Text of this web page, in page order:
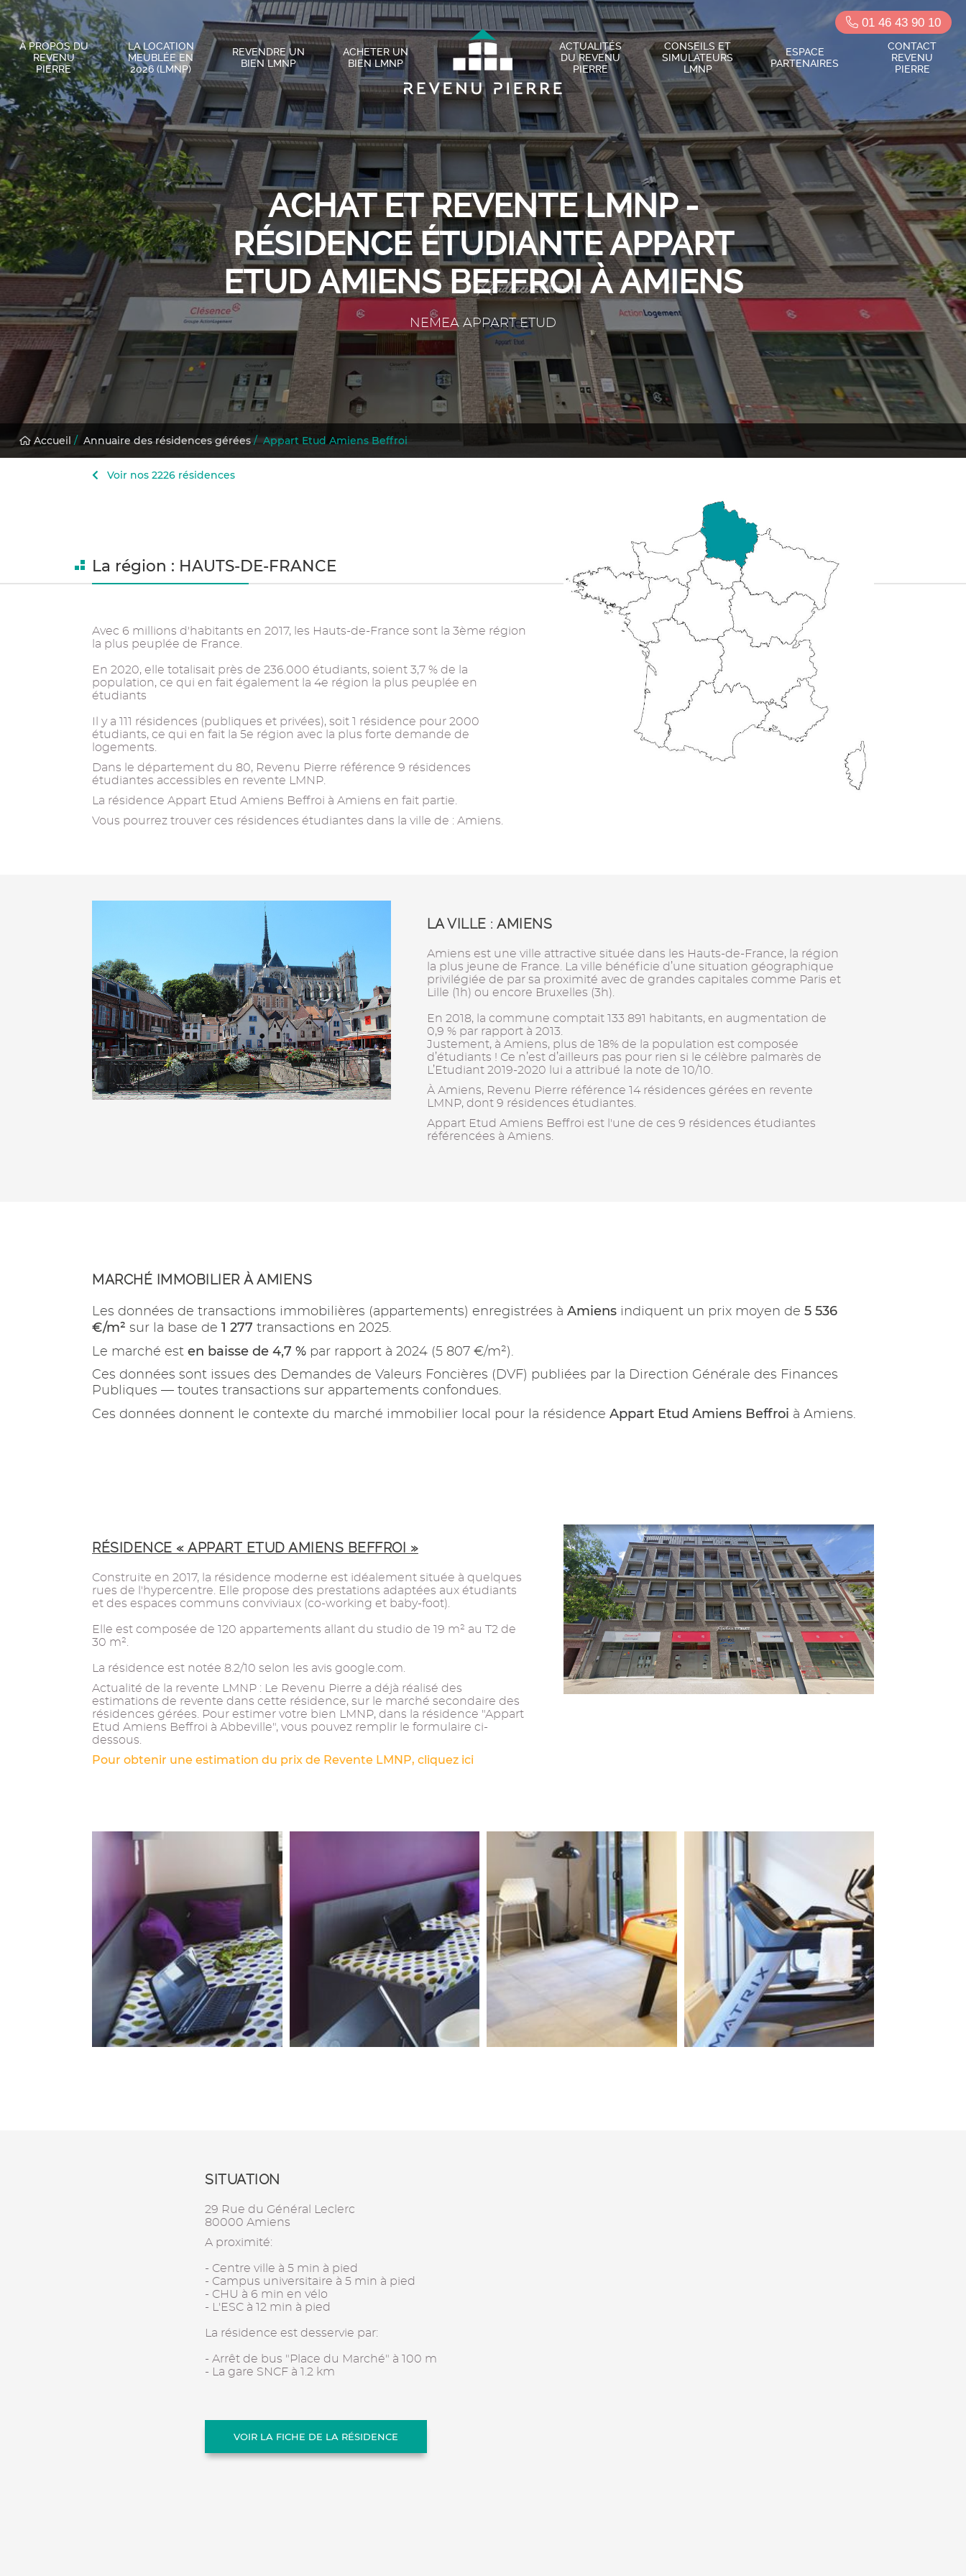
À PROPOS DU
REVENU
PIERRE
LA LOCATION
MEUBLÉE EN
2026 (LMNP)
REVENDRE UN
BIEN LMNP
ACHETER UN
BIEN LMNP
ACTUALITÉS
DU REVENU
PIERRE
CONSEILS ET
SIMULATEURS
LMNP
ESPACE
PARTENAIRES
CONTACT
REVENU
PIERRE
01 46 43 90 10
ACHAT ET REVENTE LMNP -
RÉSIDENCE ÉTUDIANTE APPART
ETUD AMIENS BEFFROI À AMIENS
NEMEA APPART ETUD
Accueil / Annuaire des résidences gérées / Appart Etud Amiens Beffroi
Voir nos 2226 résidences
La région : HAUTS-DE-FRANCE
Avec 6 millions d'habitants en 2017, les Hauts-de-France sont la 3ème région
la plus peuplée de France.
En 2020, elle totalisait près de 236.000 étudiants, soient 3,7 % de la
population, ce qui en fait également la 4e région la plus peuplée en
étudiants
Il y a 111 résidences (publiques et privées), soit 1 résidence pour 2000
étudiants, ce qui en fait la 5e région avec la plus forte demande de
logements.
Dans le département du 80, Revenu Pierre référence 9 résidences
étudiantes accessibles en revente LMNP.
La résidence Appart Etud Amiens Beffroi à Amiens en fait partie.
Vous pourrez trouver ces résidences étudiantes dans la ville de : Amiens.
LA VILLE : AMIENS
Amiens est une ville attractive située dans les Hauts-de-France, la région
la plus jeune de France. La ville bénéficie d’une situation géographique
privilégiée de par sa proximité avec de grandes capitales comme Paris et
Lille (1h) ou encore Bruxelles (3h).
En 2018, la commune comptait 133 891 habitants, en augmentation de
0,9 % par rapport à 2013.
Justement, à Amiens, plus de 18% de la population est composée
d’étudiants ! Ce n’est d’ailleurs pas pour rien si le célèbre palmarès de
L’Etudiant 2019-2020 lui a attribué la note de 10/10.
À Amiens, Revenu Pierre référence 14 résidences gérées en revente
LMNP, dont 9 résidences étudiantes.
Appart Etud Amiens Beffroi est l'une de ces 9 résidences étudiantes
référencées à Amiens.
MARCHÉ IMMOBILIER À AMIENS
Les données de transactions immobilières (appartements) enregistrées à Amiens indiquent un prix moyen de 5 536
€/m² sur la base de 1 277 transactions en 2025.
Le marché est en baisse de 4,7 % par rapport à 2024 (5 807 €/m²).
Ces données sont issues des Demandes de Valeurs Foncières (DVF) publiées par la Direction Générale des Finances
Publiques — toutes transactions sur appartements confondues.
Ces données donnent le contexte du marché immobilier local pour la résidence Appart Etud Amiens Beffroi à Amiens.
RÉSIDENCE « APPART ETUD AMIENS BEFFROI »
Construite en 2017, la résidence moderne est idéalement située à quelques
rues de l'hypercentre. Elle propose des prestations adaptées aux étudiants
et des espaces communs conviviaux (co-working et baby-foot).
Elle est composée de 120 appartements allant du studio de 19 m² au T2 de
30 m².
La résidence est notée 8.2/10 selon les avis google.com.
Actualité de la revente LMNP : Le Revenu Pierre a déjà réalisé des
estimations de revente dans cette résidence, sur le marché secondaire des
résidences gérées. Pour estimer votre bien LMNP, dans la résidence "Appart
Etud Amiens Beffroi à Abbeville", vous pouvez remplir le formulaire ci-
dessous.
Pour obtenir une estimation du prix de Revente LMNP, cliquez ici
SITUATION
29 Rue du Général Leclerc
80000 Amiens
A proximité:
- Centre ville à 5 min à pied
- Campus universitaire à 5 min à pied
- CHU à 6 min en vélo
- L'ESC à 12 min à pied
La résidence est desservie par:
- Arrêt de bus "Place du Marché" à 100 m
- La gare SNCF à 1.2 km
VOIR LA FICHE DE LA RÉSIDENCE